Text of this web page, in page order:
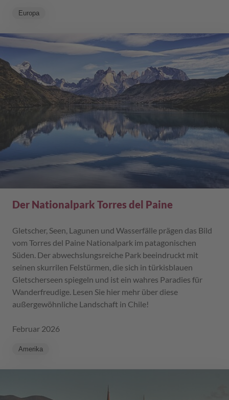
Europa
Der Nationalpark Torres del Paine
Gletscher, Seen, Lagunen und Wasserfälle prägen das Bild
vom Torres del Paine Nationalpark im patagonischen
Süden. Der abwechslungsreiche Park beeindruckt mit
seinen skurrilen Felstürmen, die sich in türkisblauen
Gletscherseen spiegeln und ist ein wahres Paradies für
Wanderfreudige. Lesen Sie hier mehr über diese
außergewöhnliche Landschaft in Chile!
Februar 2026
Amerika